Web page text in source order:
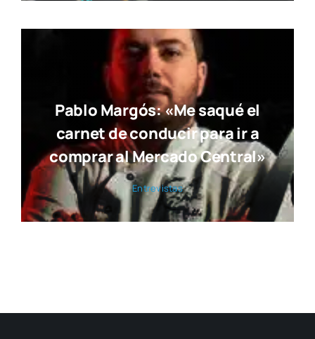
Pablo Margós: «Me saqué el
carnet de conducir para ir a
comprar al Mercado Central»
Entre­vis­tas